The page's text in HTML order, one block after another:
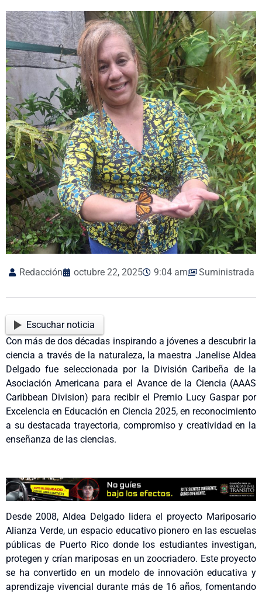
Redacción octubre 22, 2025 9:04 am Suministrada
Escuchar noticia
Con más de dos décadas inspirando a jóvenes a descubrir la
ciencia a través de la naturaleza, la maestra Janelise Aldea
Delgado fue seleccionada por la División Caribeña de la
Asociación Americana para el Avance de la Ciencia (AAAS
Caribbean Division) para recibir el Premio Lucy Gaspar por
Excelencia en Educación en Ciencia 2025, en reconocimiento
a su destacada trayectoria, compromiso y creatividad en la
enseñanza de las ciencias.
Desde 2008, Aldea Delgado lidera el proyecto Mariposario
Alianza Verde, un espacio educativo pionero en las escuelas
públicas de Puerto Rico donde los estudiantes investigan,
protegen y crían mariposas en un zoocriadero. Este proyecto
se ha convertido en un modelo de innovación educativa y
aprendizaje vivencial durante más de 16 años, fomentando